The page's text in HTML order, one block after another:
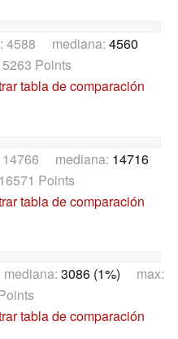
4588 mediana: 4560
Points
tabla de comparación
14766 mediana: 14716
Points
tabla de comparación
3086 (1%) max:
tabla de comparación